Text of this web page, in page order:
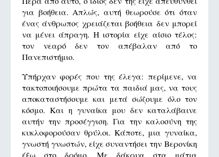
για βοήθεια. Απλώς, αυτή θεωρούσε ότι όταν
ένας άνθρωπος χρειάζεται βοήθεια δεν μπορεί
να μένει άπραγη. Η ιστορία είχε αίσιο τέλος:
τον νεαρό δεν τον απέβαλαν από το
Πανεπιστήμιο.
Υπήρχαν φορές που της έλεγα: περίμενε, να
τακτοποιήσουμε πρώτα τα παιδιά μας, να τους
αποκαταστήσουμε και μετά σώζουμε όλο τον
κόσμο. Και η γυναίκα μου δεν καταλάβαινε
αυτήν την προσέγγιση. Για την καλοσύνη της
κυκλοφορούσαν θρύλοι. Κάποτε, μια γυναίκα,
γνωστή γνωστών, είχε συναντήσει την Βερονίκη
έξω στο δρόμο. Με δάκρυα στα μάτια